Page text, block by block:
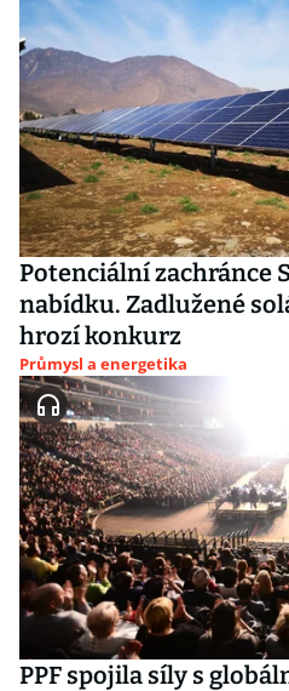
Potenciální zachránce
nabídku. Zadlužené
hrozí konkurz
Průmysl a energetika
PPF spojila síly s